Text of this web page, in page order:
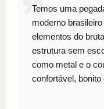
Temos uma
moderno
elementos do
estrutura sem
como metal e o
confortável, bonito